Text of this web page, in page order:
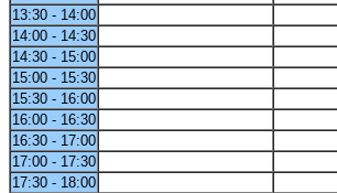
13:30 - 14:00
14:00 - 14:30
14:30 - 15:00
15:00 - 15:30
15:30 - 16:00
16:00 - 16:30
16:30 - 17:00
17:00 - 17:30
17:30 - 18:00